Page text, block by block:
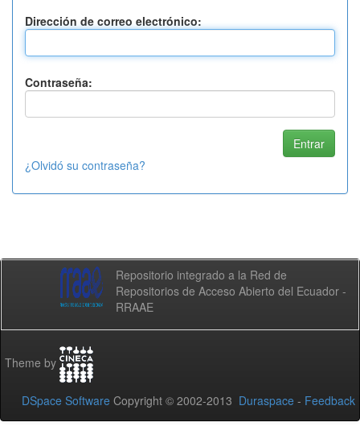
Dirección de correo electrónico:
Contraseña:
¿Olvidó su contraseña?
Repositorio integrado a la Red de
Repositorios de Acceso Abierto del Ecuador -
RRAAE
Theme by
DSpace Software Copyright © 2002-2013 Duraspace - Feedback